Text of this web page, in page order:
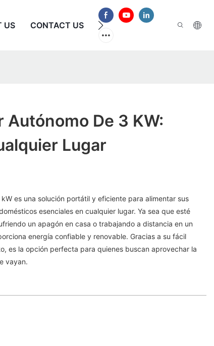
US CONTACT US PREGUNTAS FRECUENTES
Autónomo De 3 KW:
Lugar
es una solución portátil y eficiente para alimentar sus
esenciales en cualquier lugar. Ya sea que esté
un apagón en casa o trabajando a distancia en un
energía confiable y renovable. Gracias a su fácil
es la opción perfecta para quienes buscan aprovechar la
vayan.